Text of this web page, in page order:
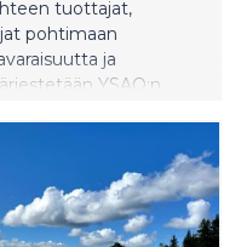
tuottajat,
pohtimaan
ja
YSAO:n